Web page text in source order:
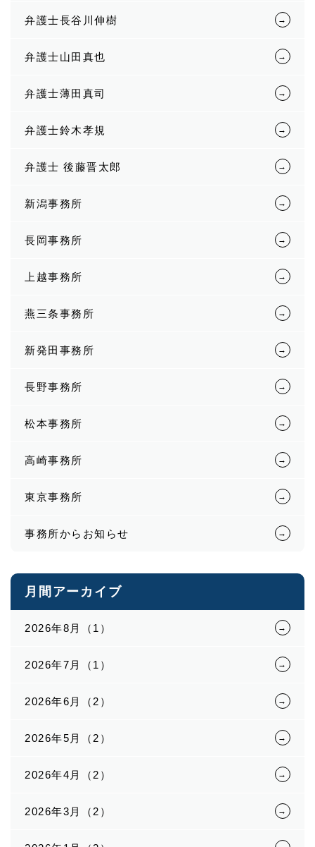
弁護士長谷川伸樹
弁護士山田真也
弁護士薄田真司
弁護士鈴木孝規
弁護士 後藤晋太郎
新潟事務所
長岡事務所
上越事務所
燕三条事務所
新発田事務所
長野事務所
松本事務所
高崎事務所
東京事務所
事務所からお知らせ
月間アーカイブ
2026年8月（1）
2026年7月（1）
2026年6月（2）
2026年5月（2）
2026年4月（2）
2026年3月（2）